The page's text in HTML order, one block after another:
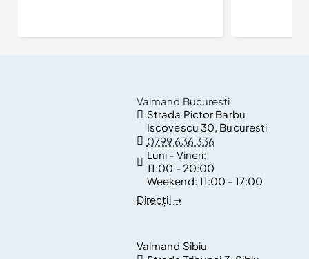
Valmand Bucuresti
Strada Pictor Barbu
Iscovescu 30, Bucuresti
0799 636 336
Luni - Vineri:
11:00 - 20:00
Weekend: 11:00 - 17:00
Direcții ➝
Valmand Sibiu